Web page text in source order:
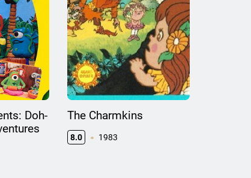
Doh-
The Charmkins
8.0 1983